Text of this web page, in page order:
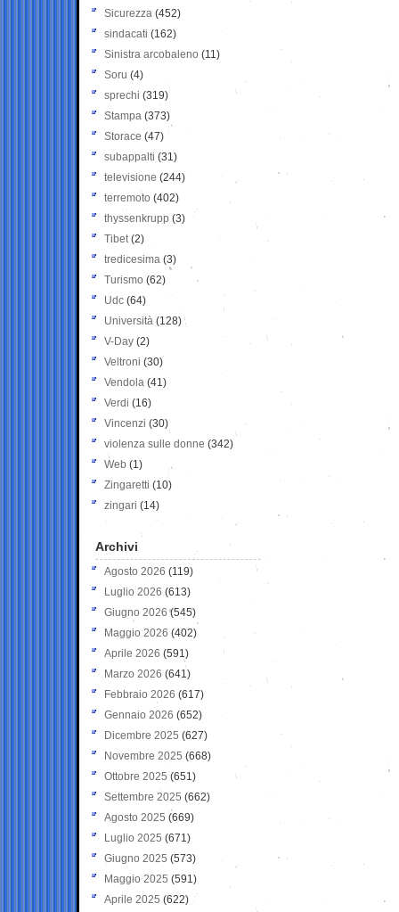
Sicurezza (452)
sindacati (162)
Sinistra arcobaleno (11)
Soru (4)
sprechi (319)
Stampa (373)
Storace (47)
subappalti (31)
televisione(244)
terremoto (402)
thyssenkrupp (3)
Tibet(2)
tredicesima (3)
Turismo (62)
Udc (64)
Università (128)
V-Day (2)
Veltroni (30)
Vendola (41)
Verdi (16)
Vincenzi (30)
violenza sulle donne (342)
Web (1)
Zingaretti (10)
zingari (14)
Archivi
Agosto 2026 (119)
Luglio 2026 (613)
Giugno 2026 (545)
Maggio 2026 (402)
Aprile 2026 (591)
Marzo 2026 (641)
Febbraio 2026 (617)
Gennaio 2026 (652)
Dicembre 2025 (627)
Novembre 2025 (668)
Ottobre 2025 (651)
Settembre 2025 (662)
Agosto 2025 (669)
Luglio 2025 (671)
Giugno 2025 (573)
Maggio 2025 (591)
Aprile 2025 (622)